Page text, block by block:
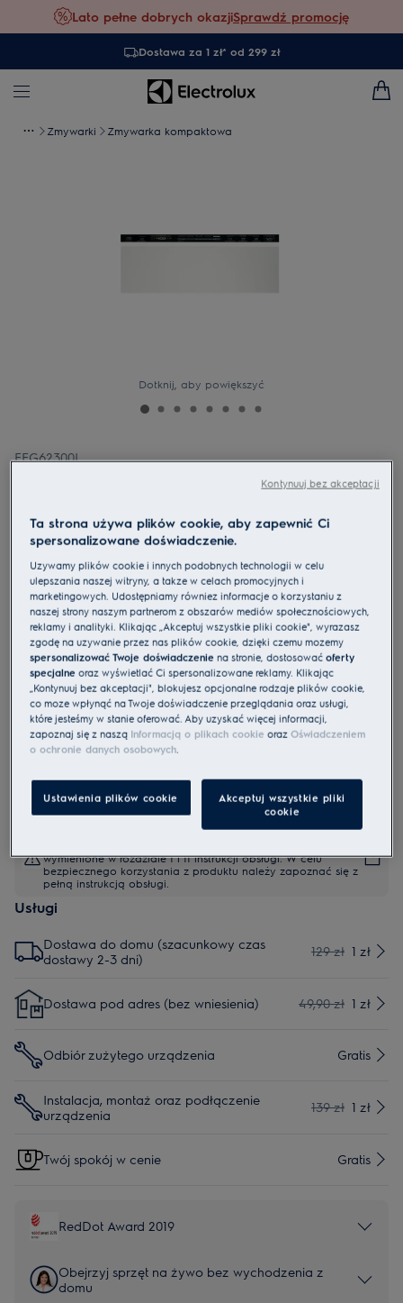
Lato pełne dobrych okazjiSprawdź promocję
Dostawa za 1 zł* od 299 zł
Zmywarki Zmywarka kompaktowa
Dotknij, aby powiększyć
EEG62300L
Zmywarka do zabudowy 45 cm
4.9 (261)
Karta informacyjna UE
Cechy
GlassCare - ochrona delikatnych naczyń
Uchwyty SoftGrips i wsporniki SoftSpikes - Twoje szklane naczynia
zawsze dobrze zabezpieczone
QuickSelect z funkcją Ecometer: pomaga oszczędzać wodę i energię
Instrukcje bezpieczeństwa i ostrzeżenia dotyczące
wymienione w rozdziale I i II instrukcji obsługi. W celu
bezpiecznego korzystania z produktu należy zapoznać się z
pełną instrukcją obsługi.
Usługi
Dostawa do domu (szacunkowy czas
dostawy 2-3 dni)
129 zł 1 zł
Dostawa pod adres (bez wniesienia) 49,90 zł 1 zł
Odbiór zużytego urządzenia Gratis
Instalacja, montaż oraz podłączenie
urządzenia
139 zł 1 zł
Twój spokój w cenie Gratis
RedDot Award 2019
Obejrzyj sprzęt na żywo bez wychodzenia z
domu
Ta strona używa plików cookie, aby zapewnić Ci
spersonalizowane doświadczenie.
Używamy plików cookie i innych podobnych technologii w celu
ulepszania naszej witryny, a także w celach promocyjnych i
marketingowych. Udostępniamy również informacje o korzystaniu z
naszej strony naszym partnerom z obszarów mediów społecznościowych,
reklamy i analityki. Klikając „Akceptuj wszystkie pliki cookie", wyrażasz
zgodę na używanie przez nas plików cookie, dzięki czemu możemy
spersonalizować Twoje doświadczenie na stronie, dostosowaćoferty
specjalne oraz wyświetlać Ci spersonalizowane reklamy. Klikając
„Kontynuuj bez akceptacji", blokujesz opcjonalne rodzaje plików cookie,
co może wpłynąć na Twoje doświadczenie przeglądania oraz usługi,
które jesteśmy w stanie oferować. Aby uzyskać więcej informacji,
zapoznaj się z naszą Informacją o plikach cookie orazOświadczeniem
o ochronie danych osobowych.
Ustawienia plików cookie
Akceptuj wszystkie pliki
cookie
Kontynuuj bez akceptacji